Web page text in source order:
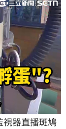
視器直播斑鳩